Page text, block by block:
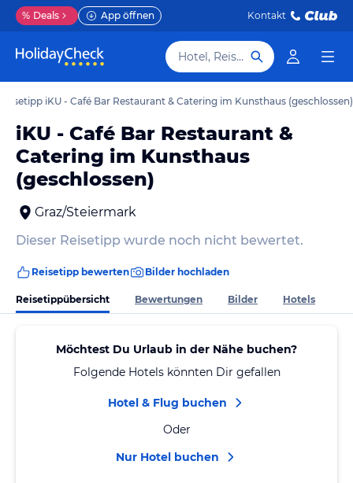
% Deals App öffnen Kontakt
Hotel, Reiseziel
iKU - Café Bar Restaurant & Catering im Kunsthaus (geschlossen)
iKU - Café Bar Restaurant &
Catering im Kunsthaus
(geschlossen)
Graz/Steiermark
Dieser Reisetipp wurde noch nicht bewertet.
Reisetipp bewerten Bilder hochladen
Reisetippübersicht Bewertungen Bilder Hotels
Möchtest Du Urlaub in der Nähe buchen?
Folgende Hotels könnten Dir gefallen
Hotel & Flug buchen
Oder
Nur Hotel buchen